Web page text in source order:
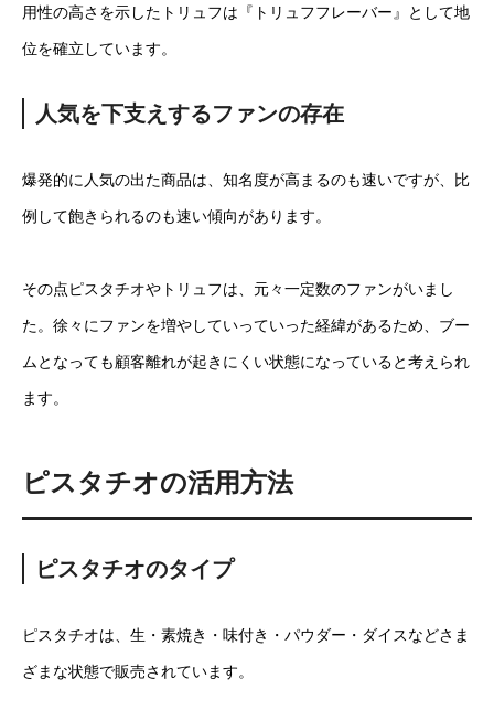
用性の高さを示したトリュフは『トリュフフレーバー』として地
位を確立しています。
人気を下支えするファンの存在
爆発的に人気の出た商品は、知名度が高まるのも速いですが、比
例して飽きられるのも速い傾向があります。
その点ピスタチオやトリュフは、元々一定数のファンがいまし
た。徐々にファンを増やしていっていった経緯があるため、ブー
ムとなっても顧客離れが起きにくい状態になっていると考えられ
ます。
ピスタチオの活用方法
ピスタチオのタイプ
ピスタチオは、生・素焼き・味付き・パウダー・ダイスなどさま
ざまな状態で販売されています。